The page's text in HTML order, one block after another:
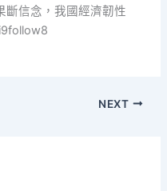
斷信念，我國經濟韌性
NEXT